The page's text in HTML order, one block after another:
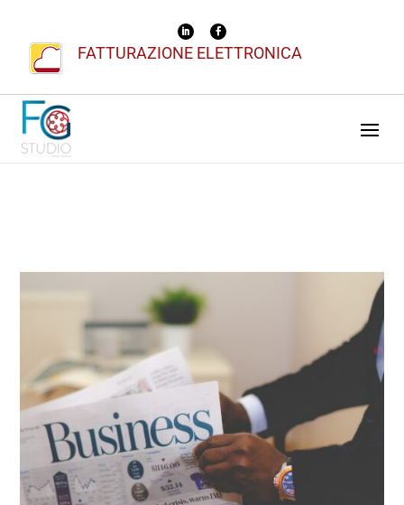
FATTURAZIONE ELETTRONICA